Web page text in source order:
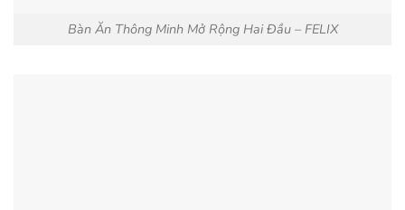
Bàn Ăn Thông Minh Mở Rộng Hai Đầu – FELIX